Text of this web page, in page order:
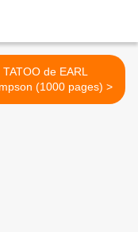
TATOO de EARL
Thompson (1000 pages) >